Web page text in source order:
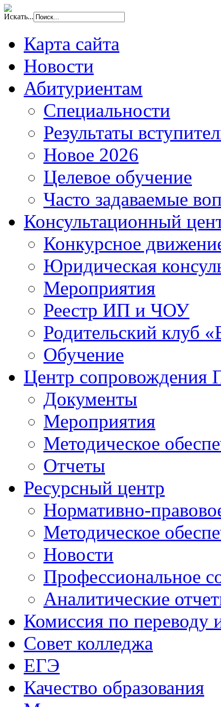
Искать...
Карта сайта
Новости
Абитуриентам
Специальности
Результаты
Новое 2026
Целевое обучение
Часто задаваемые
Консультационный
Конкурсное
Юридическая
Мероприятия
Реестр ИП и ЧОУ
Родительский клуб
Обучение
Центр сопровождения
Документы
Мероприятия
Методическое
Отчеты
Ресурсный центр
Нормативно-
Методическое
Новости
Профессиональное
Аналитические
Комиссия по переводу
Совет колледжа
ЕГЭ
Качество образования